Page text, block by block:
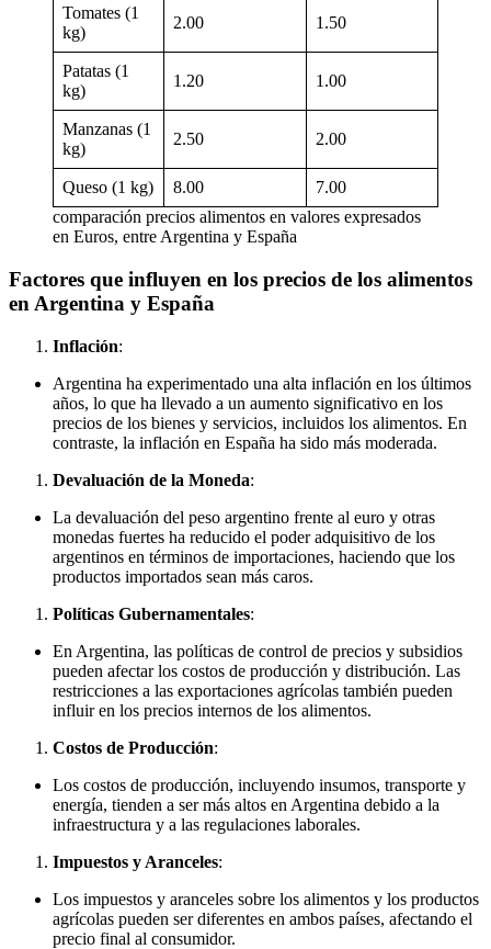
Tomates (1
kg)
2.00 1.50
Patatas (1
kg)
1.20 1.00
Manzanas (1
kg)
2.50 2.00
Queso (1 kg) 8.00
7.00
comparación precios alimentos en valores expresados
en Euros, entre Argentina y España
Factores que influyen en los precios de los alimentos
en Argentina y España
Inflación:
Argentina ha experimentado una alta inflación en los últimos
años, lo que ha llevado a un aumento significativo en los
precios de los bienes y servicios, incluidos los alimentos. En
contraste, la inflación en España ha sido más moderada.
Devaluación de la Moneda:
La devaluación del peso argentino frente al euro y otras
monedas fuertes ha reducido el poder adquisitivo de los
argentinos en términos de importaciones, haciendo que los
productos importados sean más caros.
Políticas Gubernamentales:
En Argentina, las políticas de control de precios y subsidios
pueden afectar los costos de producción y distribución. Las
restricciones a las exportaciones agrícolas también pueden
influir en los precios internos de los alimentos.
Costos de Producción:
Los costos de producción, incluyendo insumos, transporte y
energía, tienden a ser más altos en Argentina debido a la
infraestructura y a las regulaciones laborales.
Impuestos y Aranceles:
Los impuestos y aranceles sobre los alimentos y los productos
agrícolas pueden ser diferentes en ambos países, afectando el
precio final al consumidor.